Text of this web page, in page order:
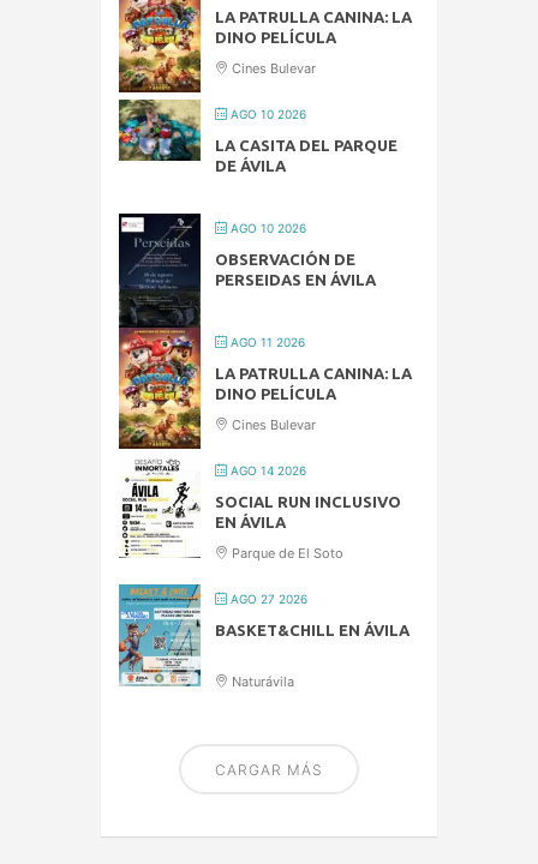
LA PATRULLA CANINA: LA
DINO PELÍCULA
Cines Bulevar
AGO 10 2026
LA CASITA DEL PARQUE
DE ÁVILA
AGO 10 2026
OBSERVACIÓN DE
PERSEIDAS EN ÁVILA
AGO 11 2026
LA PATRULLA CANINA: LA
DINO PELÍCULA
Cines Bulevar
AGO 14 2026
SOCIAL RUN INCLUSIVO
EN ÁVILA
Parque de El Soto
AGO 27 2026
BASKET&CHILL EN ÁVILA
Naturávila
CARGAR MÁS